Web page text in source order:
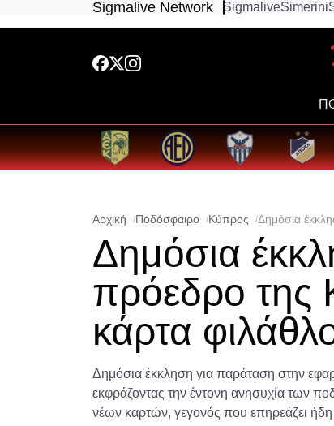
Sigmalive Network SigmaliveSimerini
Αρχική Ποδόσφαιρο Κύπρος Δημόσια
Δημόσια
πρόεδρο της
κάρτα
Δημόσια έκκληση για παράταση στην
εκφράζοντας την έντονη ανησυχία των
νέων καρτών, γεγονός που επηρεάζει ήδη